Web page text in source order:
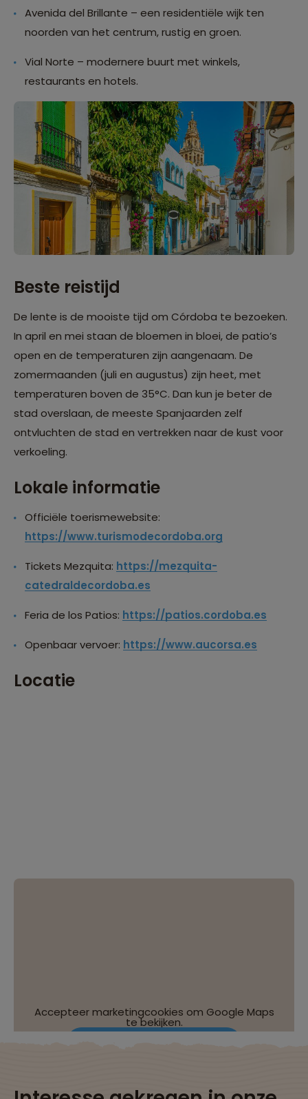
Avenida del Brillante – een residentiële wijk ten
noorden van het centrum, rustig en groen.
Vial Norte – modernere buurt met winkels,
restaurants en hotels.
Beste reistijd
De lente is de mooiste tijd om Córdoba te bezoeken.
In april en mei staan de bloemen in bloei, de patio’s
open en de temperaturen zijn aangenaam. De
zomermaanden (juli en augustus) zijn heet, met
temperaturen boven de 35°C. Dan kun je beter de
stad overslaan, de meeste Spanjaarden zelf
ontvluchten de stad en vertrekken naar de kust voor
verkoeling.
Lokale informatie
Officiële toerismewebsite:
https://www.turismodecordoba.org
Tickets Mezquita: https://mezquita-
catedraldecordoba.es
Feria de los Patios: https://patios.cordoba.es
Openbaar vervoer: https://www.aucorsa.es
Locatie
Accepteer marketingcookies om Google Maps
te bekijken.